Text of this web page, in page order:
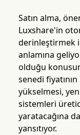
Satın alma,
Luxshare'in
derinleştirmek
anlamına
olduğu
senedi
yükselmesi,
sistemleri
yaratacağına
yansıtıyor.